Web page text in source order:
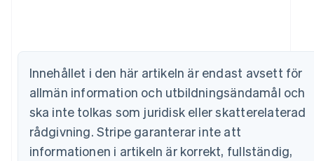
Innehållet i den här artikeln är endast avsett för
allmän information och utbildningsändamål och
ska inte tolkas som juridisk eller skatterelaterad
rådgivning. Stripe garanterar inte att
informationen i artikeln är korrekt, fullständig,
NederlandsFrançaisDeutschEnglish
Brasilien
PortuguêsEnglish
Bulgarien
English
Cypern
English
Danmark